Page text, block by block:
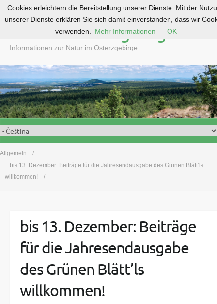
o
c
o
n
t
e
n
Natur im Osterzgebirge
Informationen zur Natur im Osterzgebirge
Allgemein
bis 13. Dezember: Beiträge für die Jahresendausgabe des Grünen Blätt’ls
willkommen!
bis 13. Dezember: Beiträge
für die Jahresendausgabe
des Grünen Blätt’ls
willkommen!
Cookies erleichtern die Bereitstellung unserer Dienste. Mit der
unserer Dienste erklären Sie sich damit einverstanden, dass wir
verwenden.
Mehr Informationen OK